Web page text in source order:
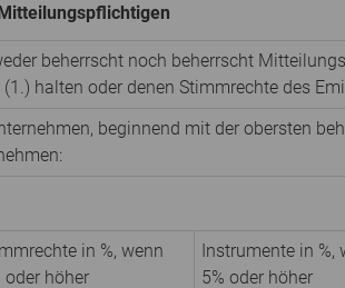
beherrscht noch beherrscht
halten oder denen Stimmrechte des
beginnend mit der obersten
in %, wenn
oder höher
Instrumente in %,
5% oder höher